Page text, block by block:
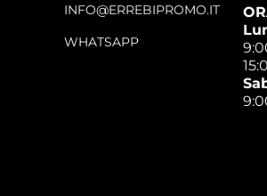
INFO@ERREBIPROMO.IT
WHATSAPP